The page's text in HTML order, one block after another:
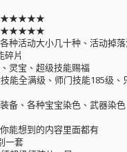
种活动大小几十种、活动掉
碎片
灵宝、超级技能赐福
能全满级、师门技能185级
备、各种宝宝染色、武器染
能想到的内容里面都有
一套